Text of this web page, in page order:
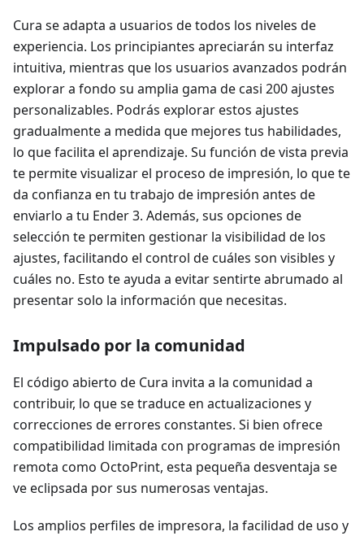
Cura se adapta a usuarios de todos los niveles de
experiencia. Los principiantes apreciarán su interfaz
intuitiva, mientras que los usuarios avanzados podrán
explorar a fondo su amplia gama de casi 200 ajustes
personalizables. Podrás explorar estos ajustes
gradualmente a medida que mejores tus habilidades,
lo que facilita el aprendizaje. Su función de vista previa
te permite visualizar el proceso de impresión, lo que te
da confianza en tu trabajo de impresión antes de
enviarlo a tu Ender 3. Además, sus opciones de
selección te permiten gestionar la visibilidad de los
ajustes, facilitando el control de cuáles son visibles y
cuáles no. Esto te ayuda a evitar sentirte abrumado al
presentar solo la información que necesitas.
Impulsado por la comunidad
El código abierto de Cura invita a la comunidad a
contribuir, lo que se traduce en actualizaciones y
correcciones de errores constantes. Si bien ofrece
compatibilidad limitada con programas de impresión
remota como OctoPrint, esta pequeña desventaja se
ve eclipsada por sus numerosas ventajas.
Los amplios perfiles de impresora, la facilidad de uso y